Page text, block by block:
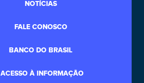
NOTÍCIAS
FALE CONOSCO
BANCO DO BRASIL
ACESSO À INFORMAÇÃO